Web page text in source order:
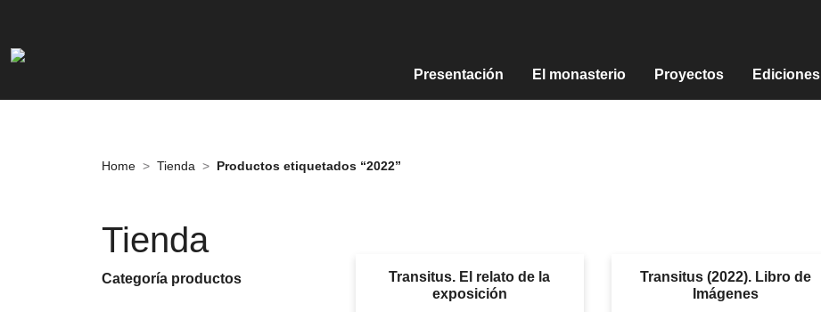
Presentación El monasterio Proyectos Ediciones
Home Tienda Productos etiquetados “2022”
Tienda
Categoría productos
Transitus. El relato de la
exposición
Transitus (2022). Libro de
Imágenes